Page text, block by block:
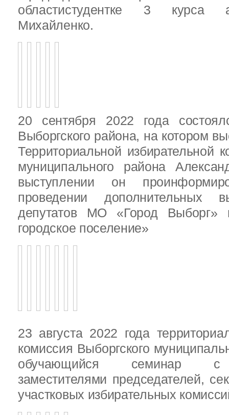
областистудентке 3 курса
Михайленко.
20 сентября 2022 года
Выборгского района, на котором
Территориальной избирательной
муниципального района
выступлении он
проведении дополнительных
депутатов МО «Город
городское поселение»
23 августа 2022 года
комиссия Выборгского
обучающийся семинар с
заместителями председателей,
участковых избирательных